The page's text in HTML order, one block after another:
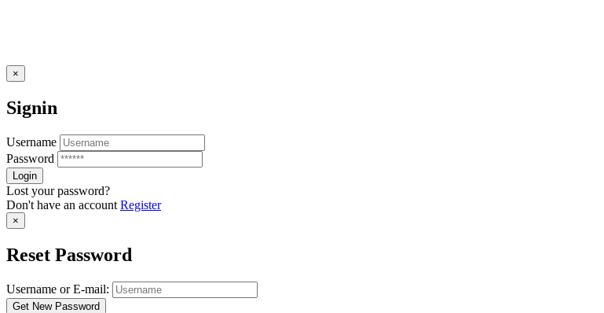
×
Signin
Username
Password
Lost your password?
Don't have an account Register
×
Reset Password
Username or E-mail: